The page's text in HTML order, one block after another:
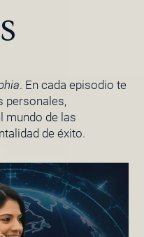
. En cada episodio te
personales,
mundo de las
de éxito.
PÁGINA